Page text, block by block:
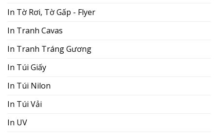
In Tờ Rơi, Tờ Gấp - Flyer
In Tranh Cavas
In Tranh Tráng Gương
In Túi Giấy
In Túi Nilon
In Túi Vải
In UV